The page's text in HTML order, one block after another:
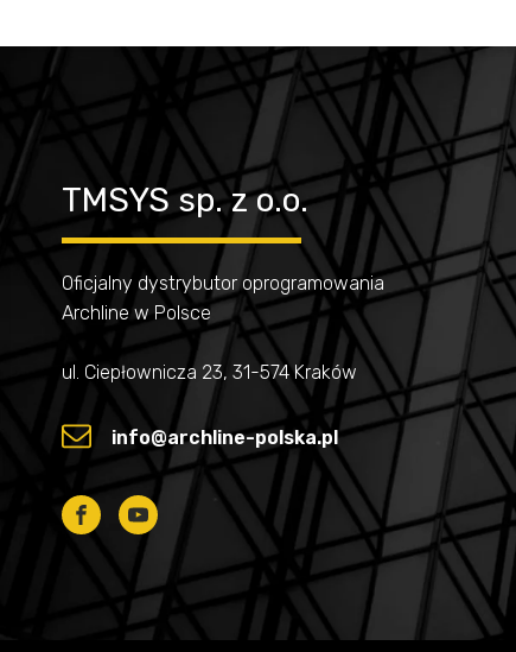
TMSYS sp. z o.o.
Oficjalny dystrybutor oprogramowania
Archline w Polsce
ul. Ciepłownicza 23, 31-574 Kraków
info@archline-polska.pl